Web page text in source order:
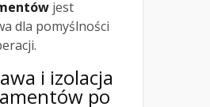
jest
dla pomyślności
i izolacja
po